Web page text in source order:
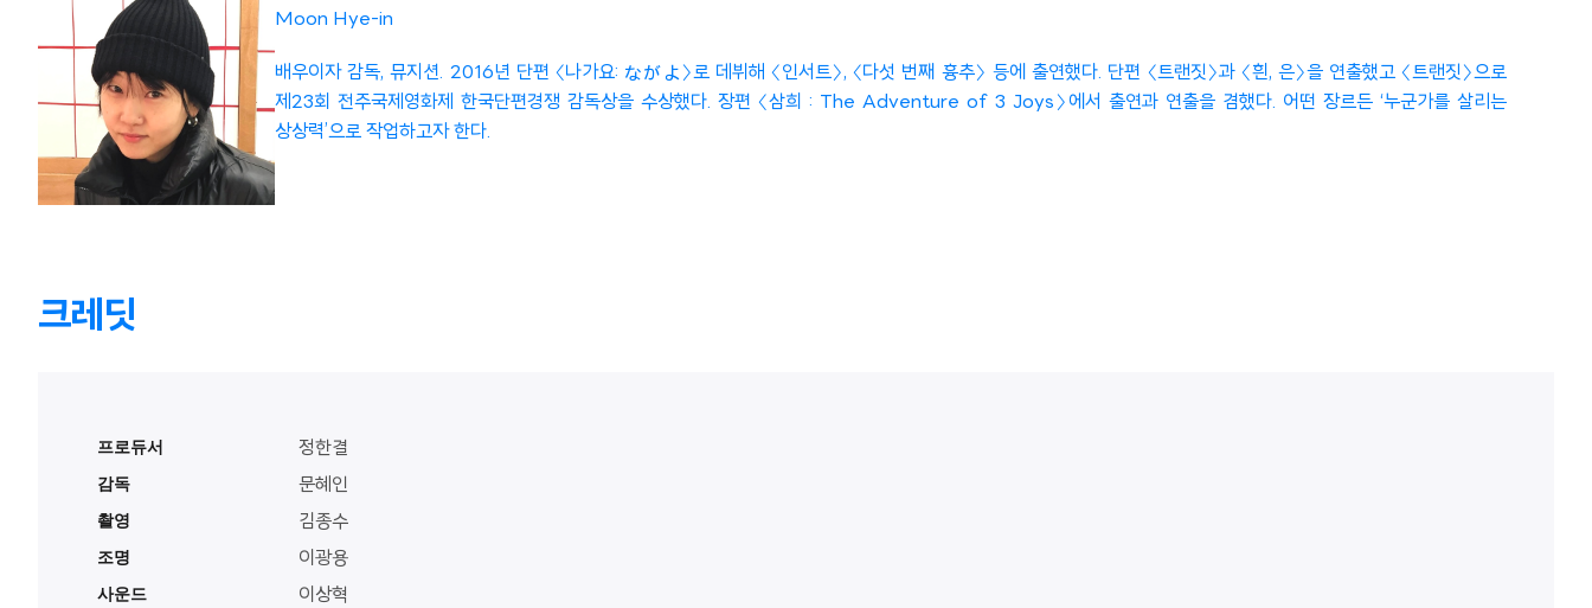
Moon Hye-in
배우이자 감독, 뮤지션. 2016년 단편 〈나가요: ながよ〉로 데뷔해 〈인서트〉, 〈다섯 번째 흉추〉 등에 출연했다. 단편 〈트랜짓〉과 〈흰, 은〉을 연출했고 〈트랜짓〉으로
제23회 전주국제영화제 한국단편경쟁 감독상을 수상했다. 장편 〈삼희 : The Adventure of 3 Joys〉에서 출연과 연출을 겸했다. 어떤 장르든 ‘누군가를 살리는
상상력’으로 작업하고자 한다.
크레딧
프로듀서 정한결
감독 문혜인
촬영 김종수
조명 이광용
사운드 이상혁